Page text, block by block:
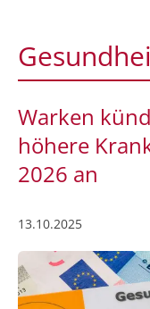
Warken
höhere
2026 an
13.10.2025